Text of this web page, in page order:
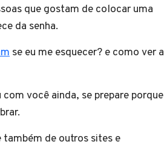
que gostam de colocar uma
da senha.
se eu me esquecer? e como ver a
você ainda, se prepare porque
também de outros sites e